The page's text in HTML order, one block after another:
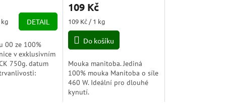
kg DETAIL
00 ze 100%
v exklusivním
750g. datum
produktu
5,0
5
109 Kč
Měrná
cena:
109 Kč / 1 kg
Do košíku
Mouka manitoba. Jediná
100% mouka Manitoba o síle
460 W. Ideální pro dlouhé
kynutí.